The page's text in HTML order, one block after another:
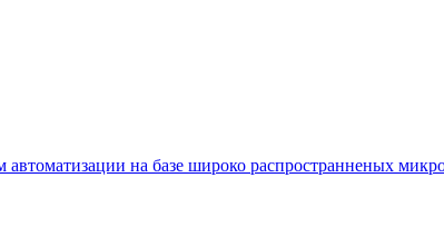
на базе широко распространненых